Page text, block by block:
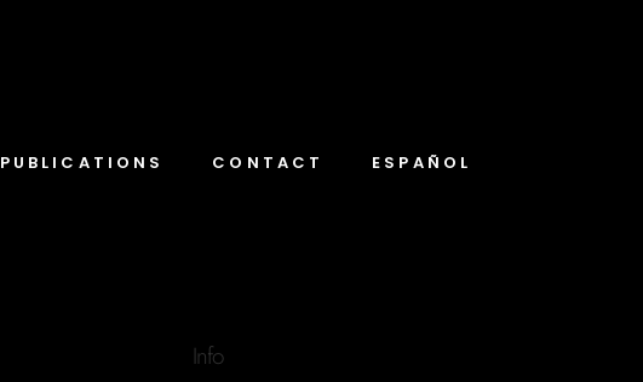
PUBLICATIONS CONTACT ESPAÑOL
Info